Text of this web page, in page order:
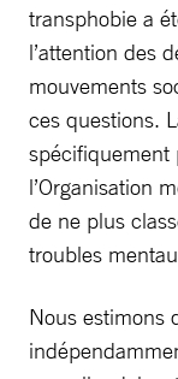
transphobie a
l’attention des
mouvements
ces questions.
spécifiquement
l’Organisation
de ne plus
troubles
Nous estimons